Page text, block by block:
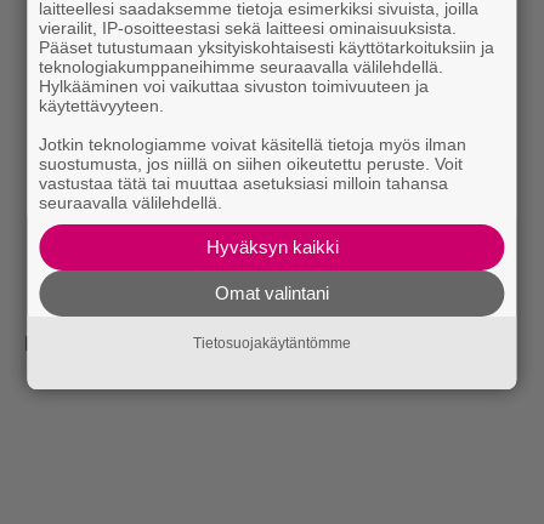
laitteellesi saadaksemme tietoja esimerkiksi sivuista, joilla
vierailit, IP-osoitteestasi sekä laitteesi ominaisuuksista.
Pääset tutustumaan yksityiskohtaisesti käyttötarkoituksiin ja
teknologiakumppaneihimme seuraavalla välilehdellä.
Hylkääminen voi vaikuttaa sivuston toimivuuteen ja
käytettävyyteen.
Jotkin teknologiamme voivat käsitellä tietoja myös ilman
suostumusta, jos niillä on siihen oikeutettu peruste. Voit
vastustaa tätä tai muuttaa asetuksiasi milloin tahansa
seuraavalla välilehdellä.
Hyväksyn kaikki
Omat valintani
Tietosuojakäytäntömme